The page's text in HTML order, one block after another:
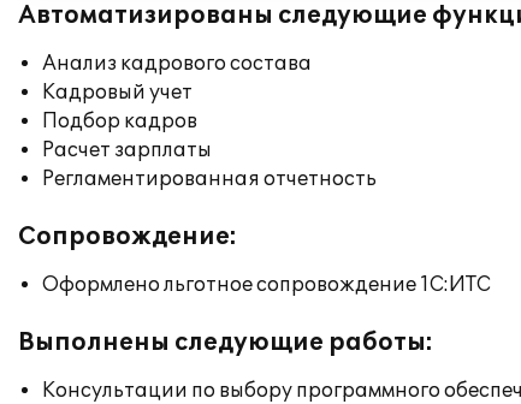
Автоматизированы следующие
Анализ кадрового состава
Кадровый учет
Подбор кадров
Расчет зарплаты
Регламентированная отчетность
Сопровождение:
Оформлено льготное сопровождение 1С:ИТС
Выполнены следующие работы:
Консультации по выбору программного